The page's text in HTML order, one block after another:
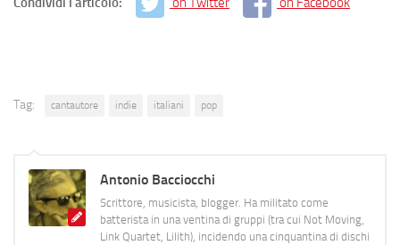
Tag: cantautore indie italiani pop
Antonio Bacciocchi
Scrittore, musicista, blogger. Ha militato come
batterista in una ventina di gruppi (tra cui Not Moving,
Link Quartet, Lilith), incidendo una cinquantina di dischi